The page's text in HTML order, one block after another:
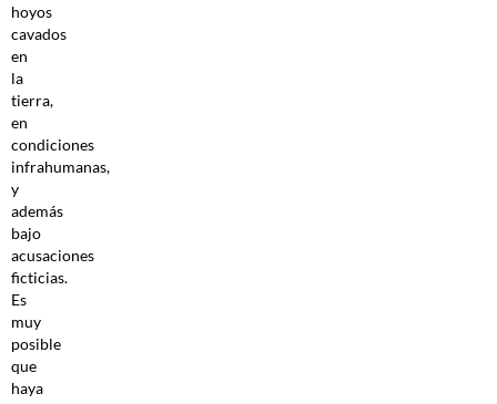
hoyos
cavados
en
la
tierra,
en
condiciones
infrahumanas,
y
además
bajo
acusaciones
ficticias.
Es
muy
posible
que
haya